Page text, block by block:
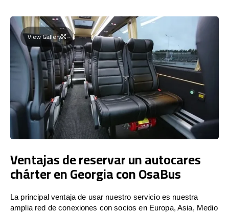
View Gallery
Ventajas de reservar un autocares
chárter en Georgia con OsaBus
La principal ventaja de usar nuestro servicio es nuestra
amplia red de conexiones con socios en Europa, Asia, Medio